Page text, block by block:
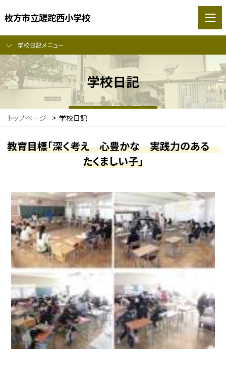
枚方市立蹉跎西小学校
学校日記メニュー
学校日記
トップページ > 学校日記
教育目標「深く考え 心豊かな 実践力のある
たくましい子」